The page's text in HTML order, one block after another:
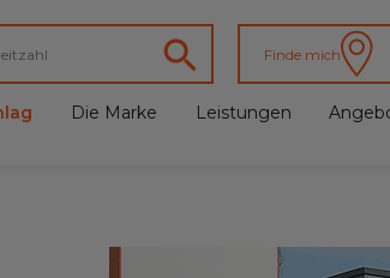
Finde mich
Die Marke Leistungen